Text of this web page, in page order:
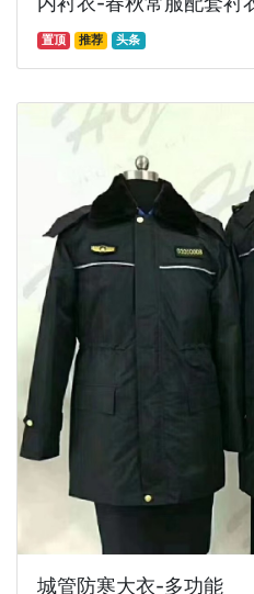
置顶 推荐 头条
城管防寒大衣-多功能